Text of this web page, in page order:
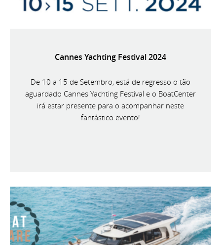
Cannes Yachting Festival 2024
De 10 a 15 de Setembro, está de regresso o tão
aguardado Cannes Yachting Festival e o BoatCenter
irá estar presente para o acompanhar neste
fantástico evento!